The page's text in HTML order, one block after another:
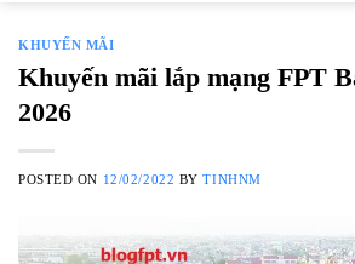
KHUYẾN MÃI
Khuyến mãi lắp mạng FPT
2026
POSTED ON 12/02/2022 BYTINHNM